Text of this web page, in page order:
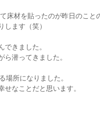
材を貼ったのが昨日のこと
ます（笑）
きました。
潜ってきました。
場所になりました。
なことだと思います。